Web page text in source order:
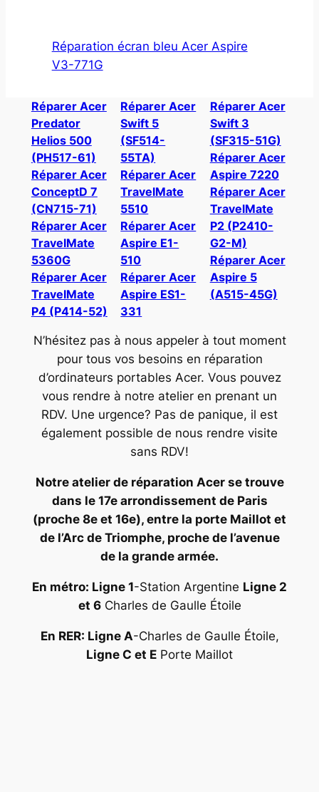
Réparation écran bleu Acer Aspire
V3-771G
Réparer Acer
Predator
Helios 500
(PH517-61)
Réparer Acer
ConceptD 7
(CN715-71)
Réparer Acer
TravelMate
5360G
Réparer Acer
TravelMate
P4 (P414-52)
Réparer Acer
Swift 5
(SF514-
55TA)
Réparer Acer
TravelMate
5510
Réparer Acer
Aspire E1-
510
Réparer Acer
Aspire ES1-
331
Réparer Acer
Swift 3
(SF315-51G)
Réparer Acer
Aspire 7220
Réparer Acer
TravelMate
P2 (P2410-
G2-M)
Réparer Acer
Aspire 5
(A515-45G)
N’hésitez pas à nous appeler à tout moment
pour tous vos besoins en réparation
d’ordinateurs portables Acer. Vous pouvez
vous rendre à notre atelier en prenant un
RDV. Une urgence? Pas de panique, il est
également possible de nous rendre visite
sans RDV!
Notre atelier de réparation Acer se trouve
dans le 17e arrondissement de Paris
(proche 8e et 16e), entre la porte Maillot et
de l’Arc de Triomphe, proche de l’avenue
de la grande armée.
En métro: Ligne 1-Station Argentine Ligne 2
et 6Charles de Gaulle Étoile
En RER: Ligne A-Charles de Gaulle Étoile,
Ligne C et E Porte Maillot